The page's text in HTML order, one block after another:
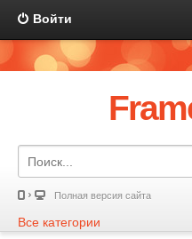
Войти
Полная версия сайта
Все категории